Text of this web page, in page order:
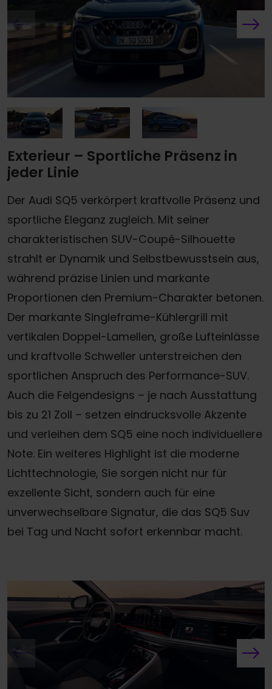
Exterieur – Sportliche Präsenz in
jeder Linie
Der Audi SQ5 verkörpert kraftvolle Präsenz und
sportliche Eleganz zugleich. Mit seiner
charakteristischen SUV-Coupé-Silhouette
strahlt er Dynamik und Selbstbewusstsein aus,
während präzise Linien und markante
Proportionen den Premium-Charakter betonen.
Der markante Singleframe-Kühlergrill mit
vertikalen Doppel-Lamellen, große Lufteinlässe
und kraftvolle Schweller unterstreichen den
sportlichen Anspruch des Performance-SUV.
Auch die Felgendesigns – je nach Ausstattung
bis zu 21 Zoll – setzen eindrucksvolle Akzente
und verleihen dem SQ5 eine noch individuellere
Note. Ein weiteres Highlight ist die moderne
Lichttechnologie, Sie sorgen nicht nur für
exzellente Sicht, sondern auch für eine
unverwechselbare Signatur, die das SQ5 Suv
bei Tag und Nacht sofort erkennbar macht.